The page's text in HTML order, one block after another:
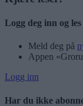
Logg deg inn og les
Meld deg på
Appen
Logg inn
Har du ikke